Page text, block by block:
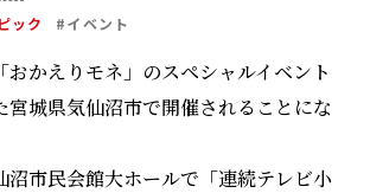
ック #イベント
おかえりモネ」のスペシャルイベント
宮城県気仙沼市で開催されることにな
市民会館大ホールで「連続テレビ小